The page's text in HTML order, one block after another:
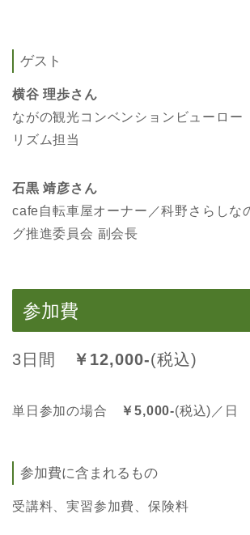
ゲスト
横谷 理歩さん
ながの観光コンベンションビューロ
リズム担当
石黒 靖彦さん
cafe自転車屋オーナー／科野さらしな
グ推進委員会 副会長
参加費
3日間 ￥12,000-(税込)
単日参加の場合 ￥5,000-(税込)／日
参加費に含まれるもの
受講料、実習参加費、保険料